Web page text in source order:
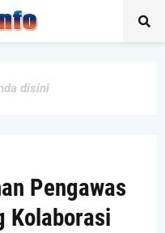
disini
Pengawas
Kolaborasi